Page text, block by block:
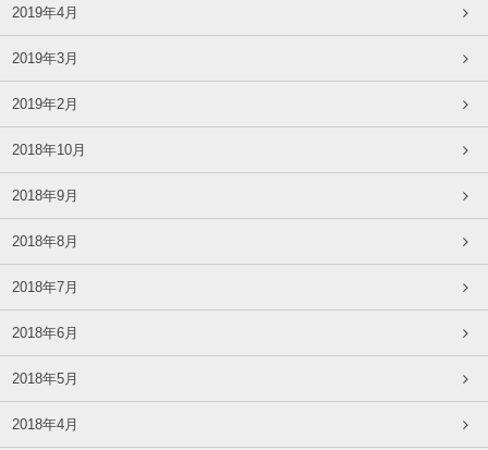
2019年4月
2019年3月
2019年2月
2018年10月
2018年9月
2018年8月
2018年7月
2018年6月
2018年5月
2018年4月